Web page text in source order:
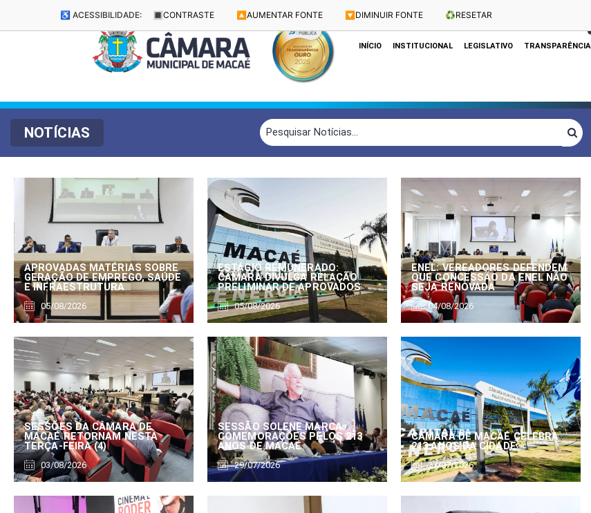
♿ ACESSIBILIDADE: 🔳 CONTRASTE 🔼 AUMENTAR FONTE 🔽 DIMINUIR FONTE ♻️RESETAR
Dias e Horários das Sessões: Terças e Quartas às 10h
INÍCIO INSTITUCIONAL LEGISLATIVO TRANSPARÊNCIA
NOTÍCIAS
APROVADAS MATÉRIAS SOBRE
GERAÇÃO DE EMPREGO, SAÚDE
E INFRAESTRUTURA
05/08/2026
ESTÁGIO REMUNERADO:
CÂMARA DIVULGA RELAÇÃO
PRELIMINAR DE APROVADOS
05/08/2026
ENEL: VEREADORES DEFENDEM
QUE CONCESSÃO DA ENEL NÃO
SEJA RENOVADA
04/08/2026
SESSÕES DA CÂMARA DE
MACAÉ RETORNAM NESTA
TERÇA-FEIRA (4)
03/08/2026
SESSÃO SOLENE MARCA
COMEMORAÇÕES PELOS 213
ANOS DE MACAÉ
29/07/2026
CÂMARA DE MACAÉ CELEBRA
213 ANOS DA CIDADE
27/07/2026